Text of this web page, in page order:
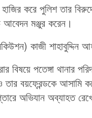
করে পুলিশ তার
আবেদন মঞ্জুর করেন।
কাজী শাহাবুদ্দিন
বিষয়ে পতেঙ্গা থানার
বয়ফ্রেন্ডকে আসামি
অভিযান অব্যাহত